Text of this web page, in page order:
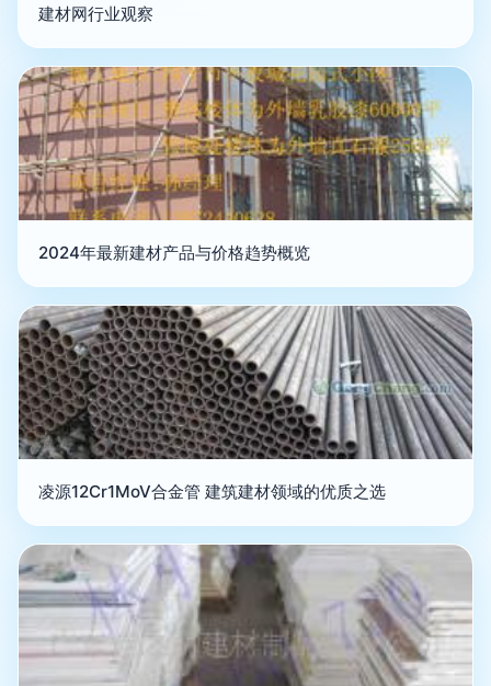
建材网行业观察
2024年最新建材产品与价格趋势概览
凌源12Cr1MoV合金管 建筑建材领域的优质之选